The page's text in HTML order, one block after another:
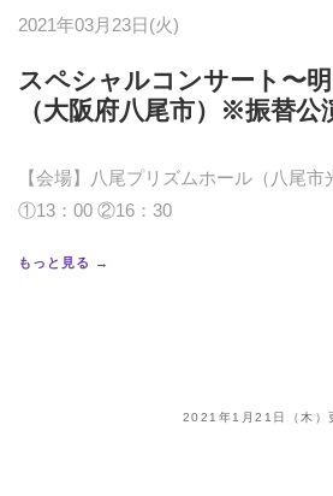
2021年03月23日(火)
スペシャルコンサート〜
（大阪府八尾市）※振替
【会場】八尾プリズムホール（八尾市
①13：00 ②16：30
もっと見る →
2021年1月21日（木）